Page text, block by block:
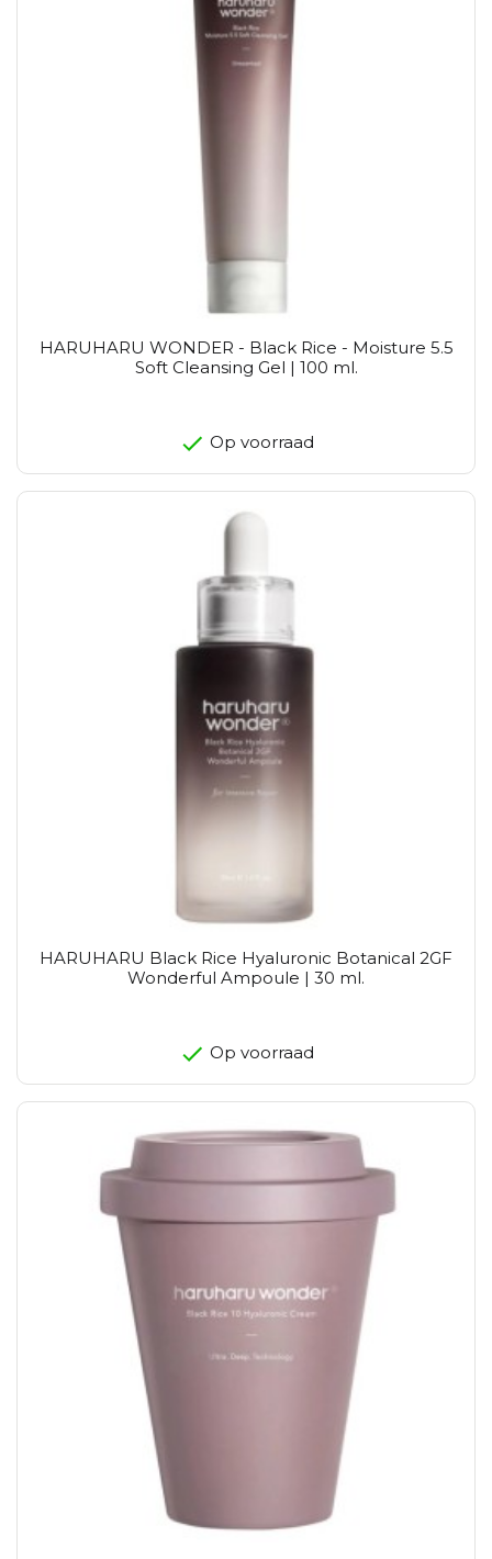
HARUHARU WONDER - Black Rice - Moisture 5.5
Soft Cleansing Gel | 100 ml.
Op voorraad
HARUHARU Black Rice Hyaluronic Botanical 2GF
Wonderful Ampoule | 30 ml.
Op voorraad